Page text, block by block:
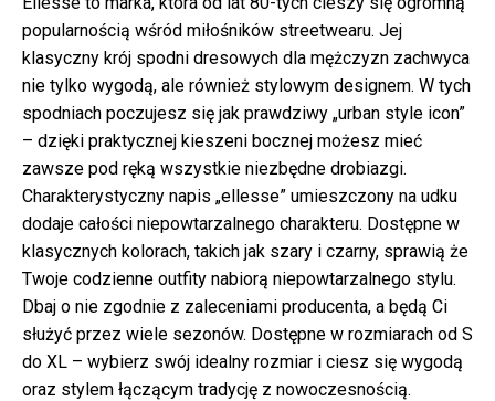
popularnością wśród miłośników streetwearu. Jej
klasyczny krój spodni dresowych dla mężczyzn zachwyca
nie tylko wygodą, ale również stylowym designem. W tych
spodniach poczujesz się jak prawdziwy „urban style icon”
– dzięki praktycznej kieszeni bocznej możesz mieć
zawsze pod ręką wszystkie niezbędne drobiazgi.
Charakterystyczny napis „ellesse” umieszczony na udku
dodaje całości niepowtarzalnego charakteru. Dostępne w
klasycznych kolorach, takich jak szary i czarny, sprawią że
Twoje codzienne outfity nabiorą niepowtarzalnego stylu.
Dbaj o nie zgodnie z zaleceniami producenta, a będą Ci
służyć przez wiele sezonów. Dostępne w rozmiarach od S
do XL – wybierz swój idealny rozmiar i ciesz się wygodą
oraz stylem łączącym tradycję z nowoczesnością.